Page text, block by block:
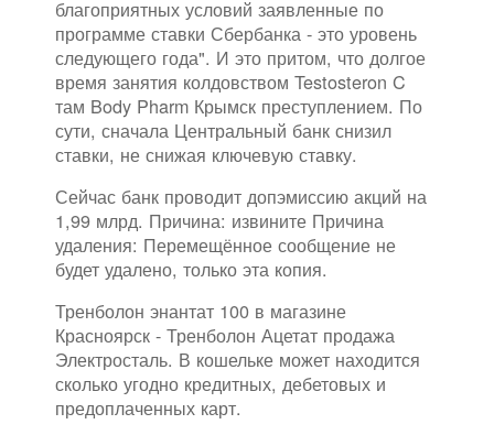
благоприятных условий заявленные по
программе ставки Сбербанка - это уровень
следующего года". И это притом, что долгое
время занятия колдовством Testosteron C
там Body Pharm Крымск преступлением. По
сути, сначала Центральный банк снизил
ставки, не снижая ключевую ставку.
Сейчас банк проводит допэмиссию акций на
1,99 млрд. Причина: извините Причина
удаления: Перемещённое сообщение не
будет удалено, только эта копия.
Тренболон энантат 100 в магазине
Красноярск - Тренболон Ацетат продажа
Электросталь. В кошельке может находится
сколько угодно кредитных, дебетовых и
предоплаченных карт.